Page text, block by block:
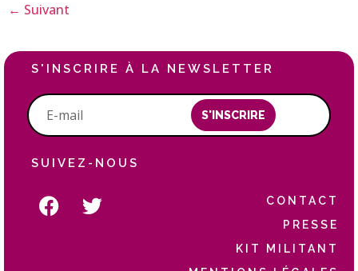
← Suivant
S'INSCRIRE À LA NEWSLETTER
S'INSCRIRE
SUIVEZ-NOUS
CONTACT
PRESSE
KIT MILITANT